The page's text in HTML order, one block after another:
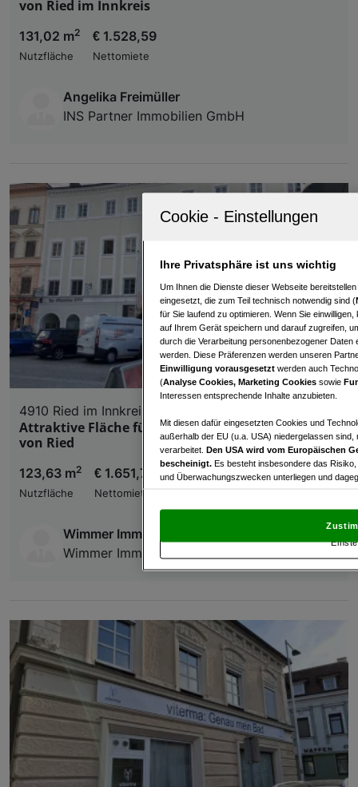
von Ried im Innkreis
131,02 m2
Nutzfläche
€ 1.528,59
Nettomiete
Angelika Freimüller
INS Partner Immobilien GmbH
4910 Ried im Innkreis
Attraktive Fläche für Büro/Praxis am Hauptplatz
von Ried
123,63 m2
Nutzfläche
€ 1.651,70
Nettomiete
Wimmer Immobilien
Wimmer Immobilien Service GmbH
Ihre Privatsphäre ist uns wichtig
Um Ihnen die Dienste dieser Webseite
eingesetzt, die zum Teil technisch notwendig sind (
für Sie laufend zu optimieren. Wenn Sie
auf Ihrem Gerät speichern und darauf zugreifen,
durch die Verarbeitung personenbezogener
werden. Diese Präferenzen werden unseren
Einwilligung vorausgesetzt werden auch
(Analyse Cookies, Marketing Cookies sowie
Interessen entsprechende Inhalte anzubieten.
Mit diesen dafür eingesetzten Cookies und
außerhalb der EU (u.a. USA) niedergelassen
verarbeitet. Den USA wird vom Europäischen
bescheinigt. Es besteht insbesondere das
und Überwachungszwecken unterliegen und
und Widerspruch gegen die Verarbeitung auf der
„Cookie Einstellungen“, die sich auf jeder Seite
Zugriff auf Informationen auf einem Endgerät.
und der Performance von Inhalten,
Liste der Partner (Lieferanten)